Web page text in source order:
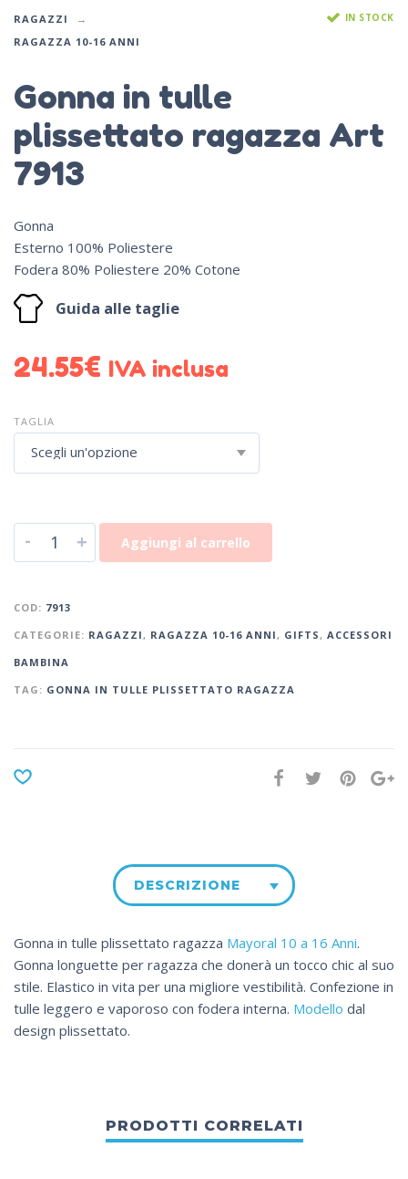
RAGAZZI
RAGAZZA 10-16 ANNI
IN STOCK
Gonna in tulle
plissettato ragazza Art
7913
Gonna
Esterno 100% Poliestere
Fodera 80% Poliestere 20% Cotone
Guida alle taglie
24.55€ IVA inclusa
TAGLIA
Scegli un'opzione
- + Aggiungi al carrello
COD: 7913
CATEGORIE: RAGAZZI, RAGAZZA 10-16 ANNI, GIFTS, ACCESSORI
BAMBINA
TAG: GONNA IN TULLE PLISSETTATO RAGAZZA
DESCRIZIONE
Gonna in tulle plissettato ragazza Mayoral 10 a 16 Anni.
Gonna longuette per ragazza che donerà un tocco chic al suo
stile. Elastico in vita per una migliore vestibilità. Confezione in
tulle leggero e vaporoso con fodera interna. Modello dal
design plissettato.
PRODOTTI CORRELATI